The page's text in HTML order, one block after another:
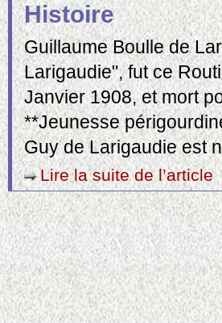
Histoire
Guillaume Boulle de
Larigaudie", fut ce
Janvier 1908, et mort
**Jeunesse
Guy de Larigaudie est
Lire la suite de l’article